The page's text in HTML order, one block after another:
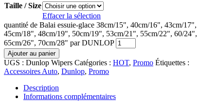
Taille / Size
Effacer la sélection
quantité de Balai essuie-glace 38cm/15", 40cm/16", 43cm/17",
45cm/18", 48cm/19", 50cm/19", 53cm/21", 55cm/22", 60/24",
65cm/26", 70cm/28" par DUNLOP
Ajouter au panier
UGS : Dunlop Wipers Catégories : HOT, Promo Étiquettes :
Accessoires Auto, Dunlop, Promo
Description
Informations complémentaires